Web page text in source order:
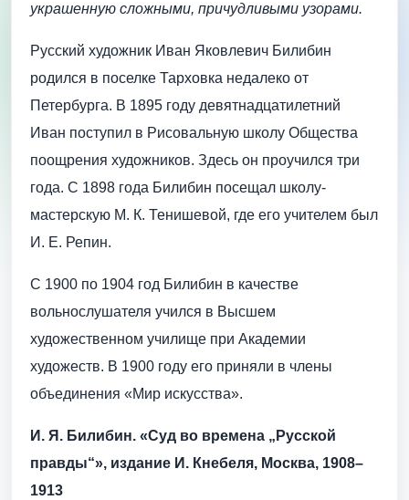
украшенную сложными, причудливыми узорами.
Русский художник Иван Яковлевич Билибин
родился в поселке Тарховка недалеко от
Петербурга. В 1895 году девятнадцатилетний
Иван поступил в Рисовальную школу Общества
поощрения художников. Здесь он проучился три
года. С 1898 года Билибин посещал школу-
мастерскую М. К. Тенишевой, где его учителем был
И. Е. Репин.
С 1900 по 1904 год Билибин в качестве
вольнослушателя учился в Высшем
художественном училище при Академии
художеств. В 1900 году его приняли в члены
объединения «Мир искусства».
И. Я. Билибин. «Суд во времена „Русской
правды“», издание И. Кнебеля, Москва, 1908–
1913